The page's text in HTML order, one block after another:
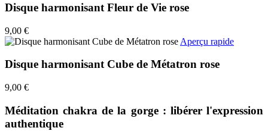
Disque harmonisant Fleur de Vie rose
9,00 €
Aperçu rapide
Disque harmonisant Cube de Métatron rose
9,00 €
Méditation chakra de la gorge : libérer l'expression
authentique